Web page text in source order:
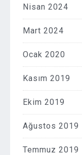
Nisan 2024
Mart 2024
Ocak 2020
Kasım 2019
Ekim 2019
Ağustos 2019
Temmuz 2019